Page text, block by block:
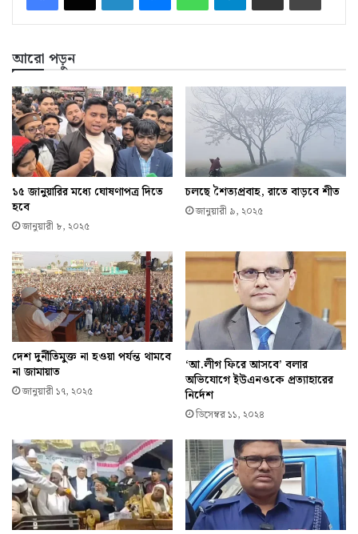
আরো পড়ুন
১৫ জানুয়ারির মধ্যে ঘোষণাপত্র দিতে
হবে
জানুয়ারী ৮, ২০২৫
চলছে শৈত্যপ্রবাহ, রাতে বাড়বে শীত
জানুয়ারী ৯, ২০২৫
দেশ দুর্নীতিমুক্ত না হওয়া পর্যন্ত থামবে
না জামায়াত
জানুয়ারী ১৭, ২০২৫
‘আ.লীগ ফিরে আসবে’ বলার
অভিযোগে ইউএনওকে প্রত্যাহারের
নির্দেশ
ডিসেম্বর ১১, ২০২৪